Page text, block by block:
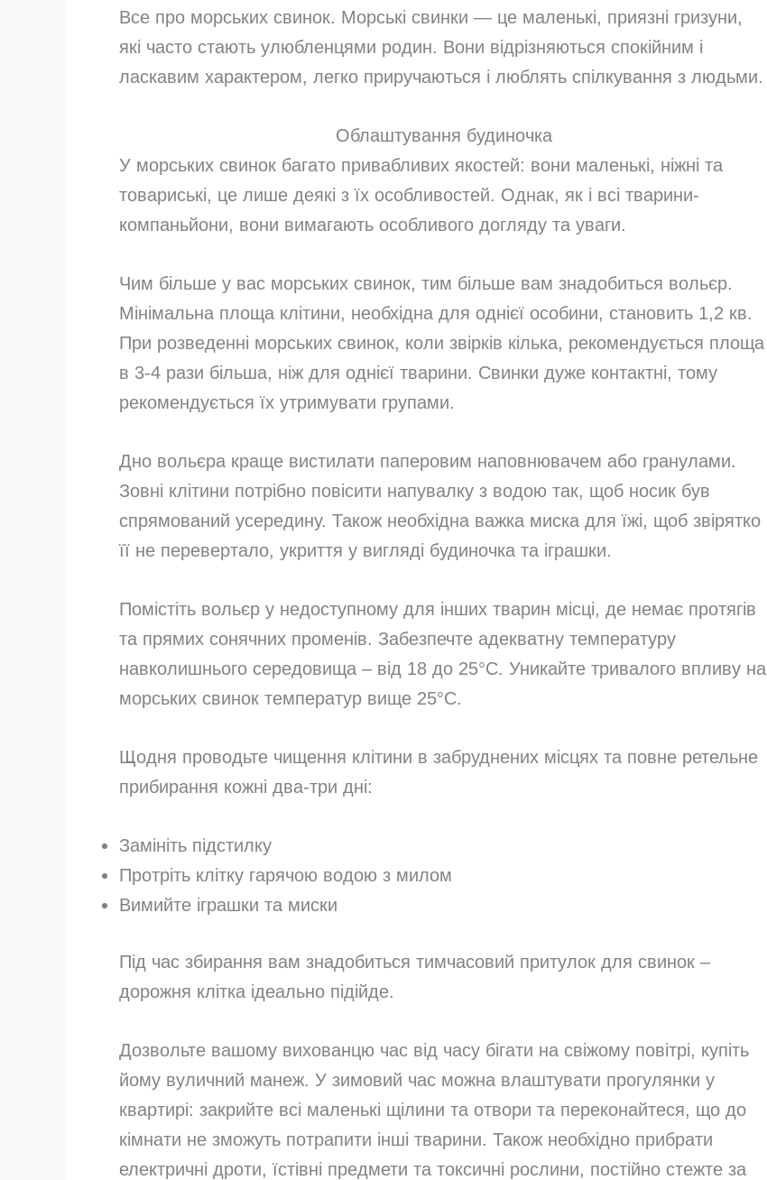
Все про морських свинок. Морські свинки — це маленькі, приязні гризуни,
які часто стають улюбленцями родин. Вони відрізняються спокійним і
ласкавим характером, легко приручаються і люблять спілкування з людьми.
Облаштування будиночка
У морських свинок багато привабливих якостей: вони маленькі, ніжні та
товариські, це лише деякі з їх особливостей. Однак, як і всі тварини-
компаньйони, вони вимагають особливого догляду та уваги.
Чим більше у вас морських свинок, тим більше вам знадобиться вольєр.
Мінімальна площа клітини, необхідна для однієї особини, становить 1,2 кв.
При розведенні морських свинок, коли звірків кілька, рекомендується площа
в 3-4 рази більша, ніж для однієї тварини. Свинки дуже контактні, тому
рекомендується їх утримувати групами.
Дно вольєра краще вистилати паперовим наповнювачем або гранулами.
Зовні клітини потрібно повісити напувалку з водою так, щоб носик був
спрямований усередину. Також необхідна важка миска для їжі, щоб звірятко
її не перевертало, укриття у вигляді будиночка та іграшки.
Помістіть вольєр у недоступному для інших тварин місці, де немає протягів
та прямих сонячних променів. Забезпечте адекватну температуру
навколишнього середовища – від 18 до 25°C. Уникайте тривалого впливу на
морських свинок температур вище 25°C.
Щодня проводьте чищення клітини в забруднених місцях та повне ретельне
прибирання кожні два-три дні:
Замініть підстилку
Протріть клітку гарячою водою з милом
Вимийте іграшки та миски
Під час збирання вам знадобиться тимчасовий притулок для свинок –
дорожня клітка ідеально підійде.
Дозвольте вашому вихованцю час від часу бігати на свіжому повітрі, купіть
йому вуличний манеж. У зимовий час можна влаштувати прогулянки у
квартирі: закрийте всі маленькі щілини та отвори та переконайтеся, що до
кімнати не зможуть потрапити інші тварини. Також необхідно прибрати
електричні дроти, їстівні предмети та токсичні рослини, постійно стежте за